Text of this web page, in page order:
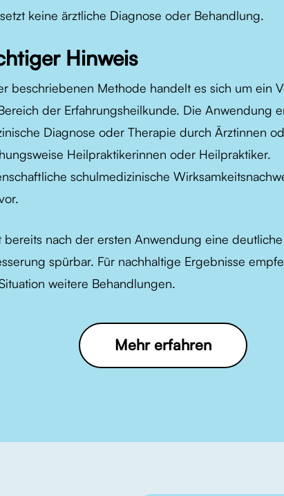
keine ärztliche Diagnose oder Behandlung.
Hinweis
beschriebenen Methode handelt es sich um ein
der Erfahrungsheilkunde. Die Anwendung
Diagnose oder Therapie durch Ärztinnen
Heilpraktikerinnen oder Heilpraktiker.
schulmedizinische
bereits nach der ersten Anwendung eine deutliche
spürbar. Für nachhaltige Ergebnisse
weitere Behandlungen.
Mehr erfahren